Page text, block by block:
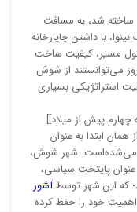
ساخته شد، به مسافت
نینوا، با داشتن چاپارخانه
در هر ۱۵ مایل از طول مسیر، کیفیت ساخت
جاده در روزگار باستان به شکلی بود که طی ۷ روز می‌توانستند از شوش
استراتژیکی بسیاری
پیش از میلاد]]
ابتدا به عنوان
می‌شده‌است. شهر شوش،
پایتخت سیاسی،
آشور
اهمیت خود را حفظ کرده